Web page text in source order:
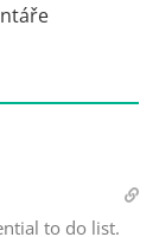
to do list.